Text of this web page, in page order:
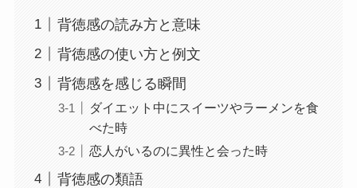
背徳感の読み方と意味
背徳感の使い方と例文
背徳感を感じる瞬間
ダイエット中にスイーツやラーメンを食
べた時
恋人がいるのに異性と会った時
背徳感の類語